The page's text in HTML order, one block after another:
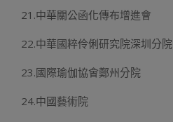
21.中華關公函化傳布增進會
22.中華國粹伶俐研究院深圳分院
23.國際瑜伽協會鄭州分院
24.中國藝術院